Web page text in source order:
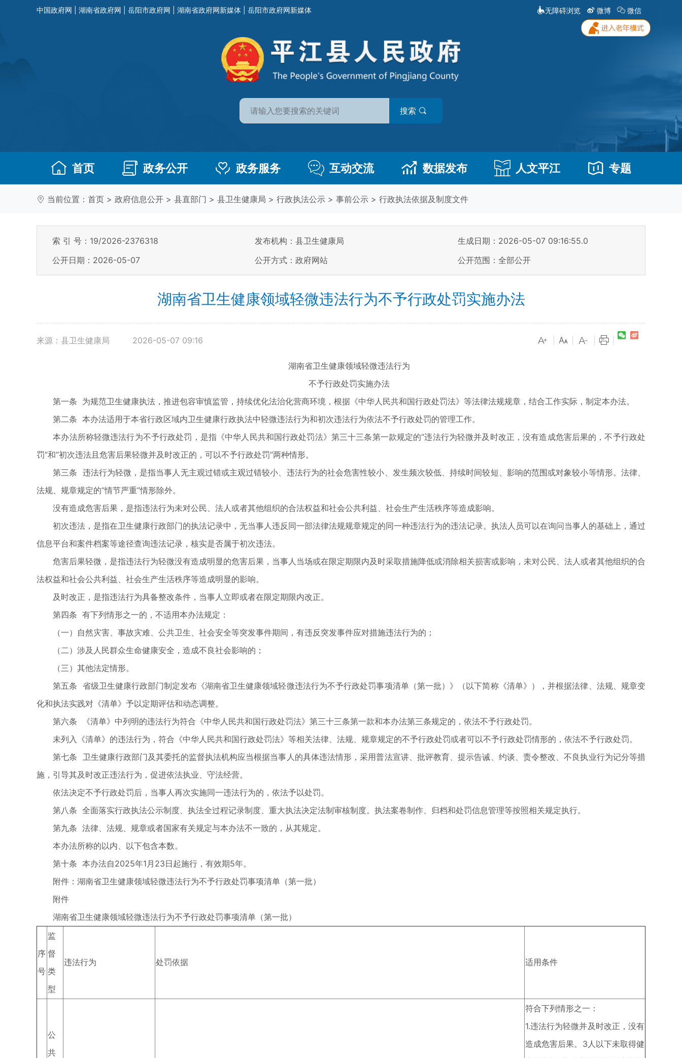
中国政府网 湖南省政府网 岳阳市政府网 湖南省政府网新媒体 岳阳市政府网新媒体 无障碍浏览 微博 微信
搜索
首页 政务公开 政务服务 互动交流 数据发布 人文平江 专题
当前位置： 首页 > 政府信息公开 > 县直部门 > 县卫生健康局 > 行政执法公示 > 事前公示 > 行政执法依据及制度文件
索 引 号：19/2026-2376318 发布机构：县卫生健康局
生成日期：2026-05-07 09:16:55.0
公开日期：2026-05-07
公开方式：政府网站 公开范围：全部公开
湖南省卫生健康领域轻微违法行为不予行政处罚实施办法
来源：县卫生健康局 2026-05-07 09:16
湖南省卫生健康领域轻微违法行为
不予行政处罚实施办法
第一条 为规范卫生健康执法，推进包容审慎监管，持续优化法治化营商环境，根据《中华人民共和国行政处罚法》等法律法规规章，结合工作实际，制定本办法。
第二条 本办法适用于本省行政区域内卫生健康行政执法中轻微违法行为和初次违法行为依法不予行政处罚的管理工作。
本办法所称轻微违法行为不予行政处罚，是指《中华人民共和国行政处罚法》第三十三条第一款规定的“违法行为轻微并及时改正，没有造成危害后果的，不予行政处
罚”和“初次违法且危害后果轻微并及时改正的，可以不予行政处罚”两种情形。
第三条 违法行为轻微，是指当事人无主观过错或主观过错较小、违法行为的社会危害性较小、发生频次较低、持续时间较短、影响的范围或对象较小等情形。法律、
法规、规章规定的“情节严重”情形除外。
没有造成危害后果，是指违法行为未对公民、法人或者其他组织的合法权益和社会公共利益、社会生产生活秩序等造成影响。
初次违法，是指在卫生健康行政部门的执法记录中，无当事人违反同一部法律法规规章规定的同一种违法行为的违法记录。执法人员可以在询问当事人的基础上，通过
信息平台和案件档案等途径查询违法记录，核实是否属于初次违法。
危害后果轻微，是指违法行为轻微没有造成明显的危害后果，当事人当场或在限定期限内及时采取措施降低或消除相关损害或影响，未对公民、法人或者其他组织的合
法权益和社会公共利益、社会生产生活秩序等造成明显的影响。
及时改正，是指违法行为具备整改条件，当事人立即或者在限定期限内改正。
第四条 有下列情形之一的，不适用本办法规定：
（一）自然灾害、事故灾难、公共卫生、社会安全等突发事件期间，有违反突发事件应对措施违法行为的；
（二）涉及人民群众生命健康安全，造成不良社会影响的；
（三）其他法定情形。
第五条 省级卫生健康行政部门制定发布《湖南省卫生健康领域轻微违法行为不予行政处罚事项清单（第一批）》（以下简称《清单》），并根据法律、法规、规章变
化和执法实践对《清单》予以定期评估和动态调整。
第六条 《清单》中列明的违法行为符合《中华人民共和国行政处罚法》第三十三条第一款和本办法第三条规定的，依法不予行政处罚。
未列入《清单》的违法行为，符合《中华人民共和国行政处罚法》等相关法律、法规、规章规定的不予行政处罚或者可以不予行政处罚情形的，依法不予行政处罚。
第七条 卫生健康行政部门及其委托的监督执法机构应当根据当事人的具体违法情形，采用普法宣讲、批评教育、提示告诫、约谈、责令整改、不良执业行为记分等措
施，引导其及时改正违法行为，促进依法执业、守法经营。
依法决定不予行政处罚后，当事人再次实施同一违法行为的，依法予以处罚。
第八条 全面落实行政执法公示制度、执法全过程记录制度、重大执法决定法制审核制度。执法案卷制作、归档和处罚信息管理等按照相关规定执行。
第九条 法律、法规、规章或者国家有关规定与本办法不一致的，从其规定。
本办法所称的以内、以下包含本数。
第十条 本办法自2025年1月23日起施行，有效期5年。
附件：湖南省卫生健康领域轻微违法行为不予行政处罚事项清单（第一批）
附件
湖南省卫生健康领域轻微违法行为不予行政处罚事项清单（第一批）
序
号
监
督
类
型
违法行为 处罚依据 适用条件
公
共
符合下列情形之一：
1.违法行为轻微并及时改正，没有
造成危害后果。3人以下未取得健